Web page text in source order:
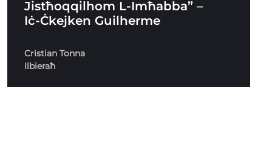
Jistħoqqilhom L-Imħabba” –
Iċ-Ċkejken Guilherme
Cristian Tonna
Ilbieraħ